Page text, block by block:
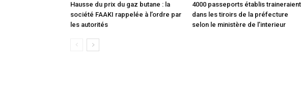
Hausse du prix du gaz butane : la
société FAAKI rappelée à l’ordre par
les autorités
4000 passeports établis traineraient
dans les tiroirs de la préfecture
selon le ministère de l’interieur